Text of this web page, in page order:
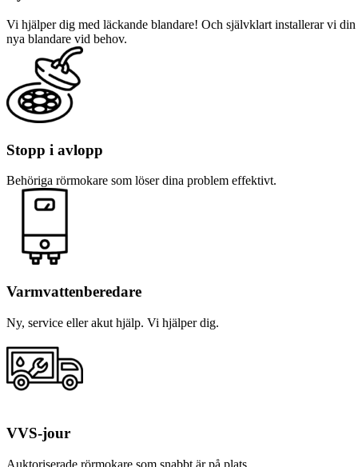
Vi hjälper dig med läckande blandare! Och självklart installerar vi din
nya blandare vid behov.
Stopp i avlopp
Behöriga rörmokare som löser dina problem effektivt.
Varmvattenberedare
Ny, service eller akut hjälp. Vi hjälper dig.
VVS-jour